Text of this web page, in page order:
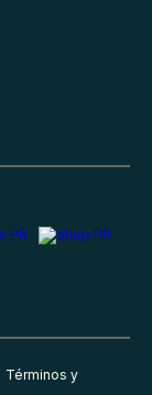
Términos y